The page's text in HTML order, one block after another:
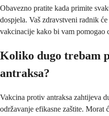
Obavezno pratite kada primite
dospjela. Vaš zdravstveni radnik
vakcinacije kako bi vam pomogao
Koliko dugo trebam
antraksa?
Vakcina protiv antraksa zahtijeva
održavanje efikasne zaštite. Morat